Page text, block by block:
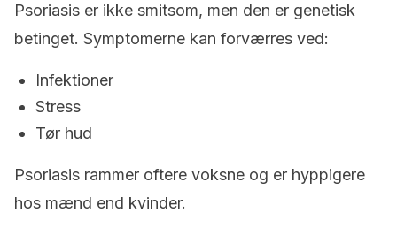
Psoriasis er ikke smitsom, men den er genetisk
betinget. Symptomerne kan forværres ved:
Infektioner
Stress
Tør hud
Psoriasis rammer oftere voksne og er hyppigere
hos mænd end kvinder.